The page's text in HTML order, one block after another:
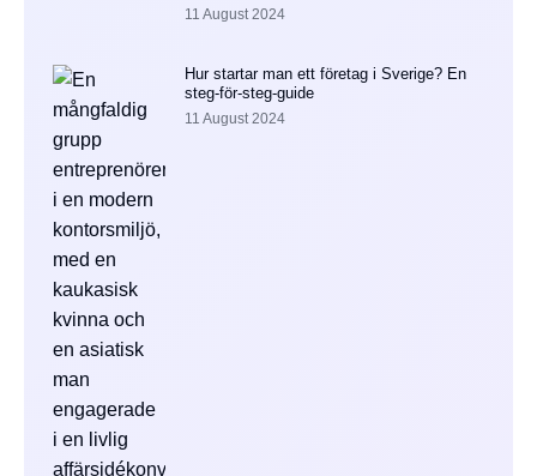
11 August 2024
Hur startar man ett företag i Sverige? En
steg-för-steg-guide
11 August 2024